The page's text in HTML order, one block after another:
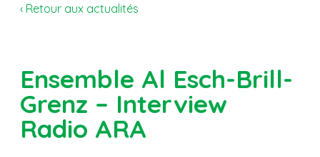
‹ Retour aux actualités
Ensemble Al Esch-Brill-
Grenz – Interview
Radio ARA